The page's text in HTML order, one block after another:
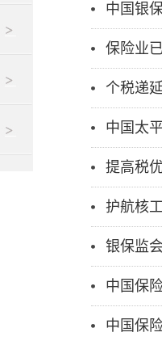
中国银
保险业
个税递
中国太
提高税
护航核
银保监
中国保
中国保